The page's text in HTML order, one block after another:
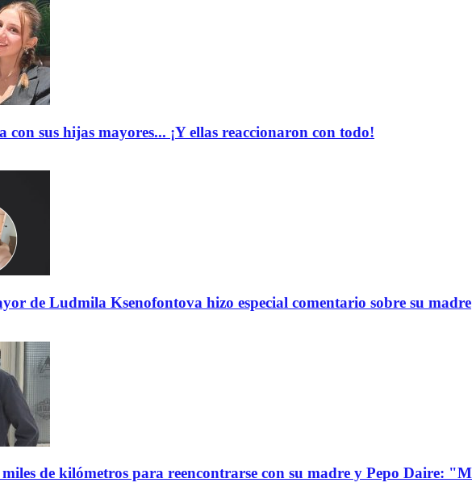
sus hijas mayores... ¡Y ellas reaccionaron con todo!
de Ludmila Ksenofontova hizo especial comentario sobre su madre
de kilómetros para reencontrarse con su madre y Pepo Daire: